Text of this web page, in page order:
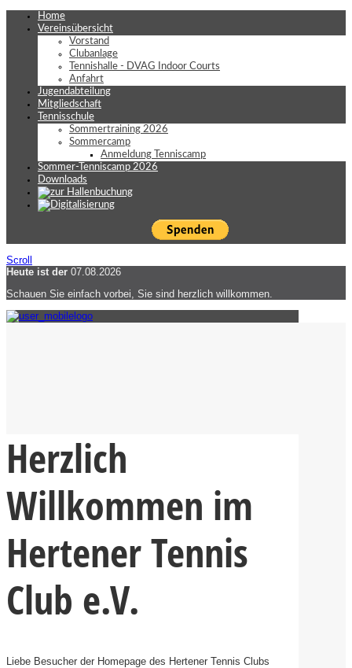
Home
Vereinsübersicht
Vorstand
Clubanlage
Tennishalle - DVAG Indoor Courts
Anfahrt
Jugendabteilung
Mitgliedschaft
Tennisschule
Sommertraining 2026
Sommercamp
Anmeldung Tenniscamp
Sommer-Tenniscamp 2026
Downloads
Scroll
Heute ist der 07.08.2026
Schauen Sie einfach vorbei, Sie sind herzlich willkommen.
Herzlich
Willkommen im
Hertener Tennis
Club e.V.
Liebe Besucher der Homepage des Hertener Tennis Clubs